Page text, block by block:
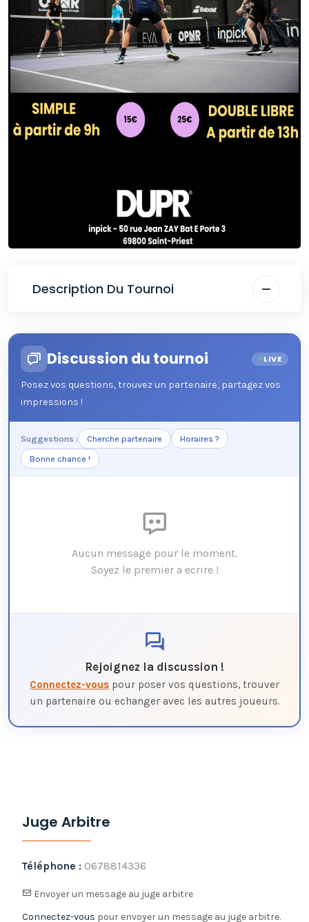
Description Du Tournoi
Discussion du tournoi LIVE
Posez vos questions, trouvez un partenaire, partagez vos
impressions !
Suggestions : Cherche partenaire
Horaires ?
Bonne chance !
Aucun message pour le moment.
Soyez le premier a ecrire !
Rejoignez la discussion !
Connectez-vous pour poser vos questions, trouver
un partenaire ou echanger avec les autres joueurs.
Juge Arbitre
Téléphone : 0678814336
Envoyer un message au juge arbitre
Connectez-vous pour envoyer un message au juge arbitre.